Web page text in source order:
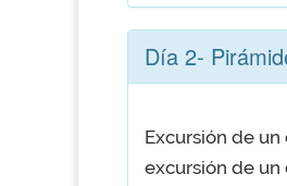
Día 2-
Excursión de un
excursión de un